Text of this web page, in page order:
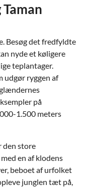
Besøg det fredfyldte
nyde et køligere
teplantager.
udgør ryggen af
på
1.500 meters
den store
en af klodens
beboet af urfolket
junglen tæt på,